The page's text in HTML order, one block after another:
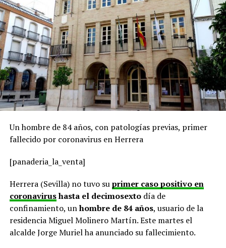
Un hombre de 84 años, con patologías previas, primer
fallecido por coronavirus en Herrera
[panaderia_la_venta]
Herrera (Sevilla) no tuvo suprimer caso positivo en
coronavirushasta el decimosextodía de
confinamiento, unhombre de 84 años, usuario de la
residencia Miguel Molinero Martín. Este martes el
alcalde Jorge Muriel ha anunciado su fallecimiento.